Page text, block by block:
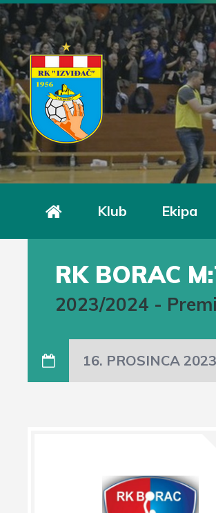
Klub Ekipa
RK BORAC
2023/2024 -
16. PROSINCA